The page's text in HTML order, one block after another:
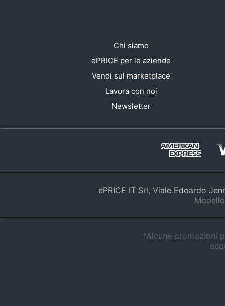
Chi siamo
ePRICE per le aziende
Vendi sul marketplace
Lavora con noi
Newsletter
ePRICE IT Srl, Viale Edoardo
*Alcune promozioni